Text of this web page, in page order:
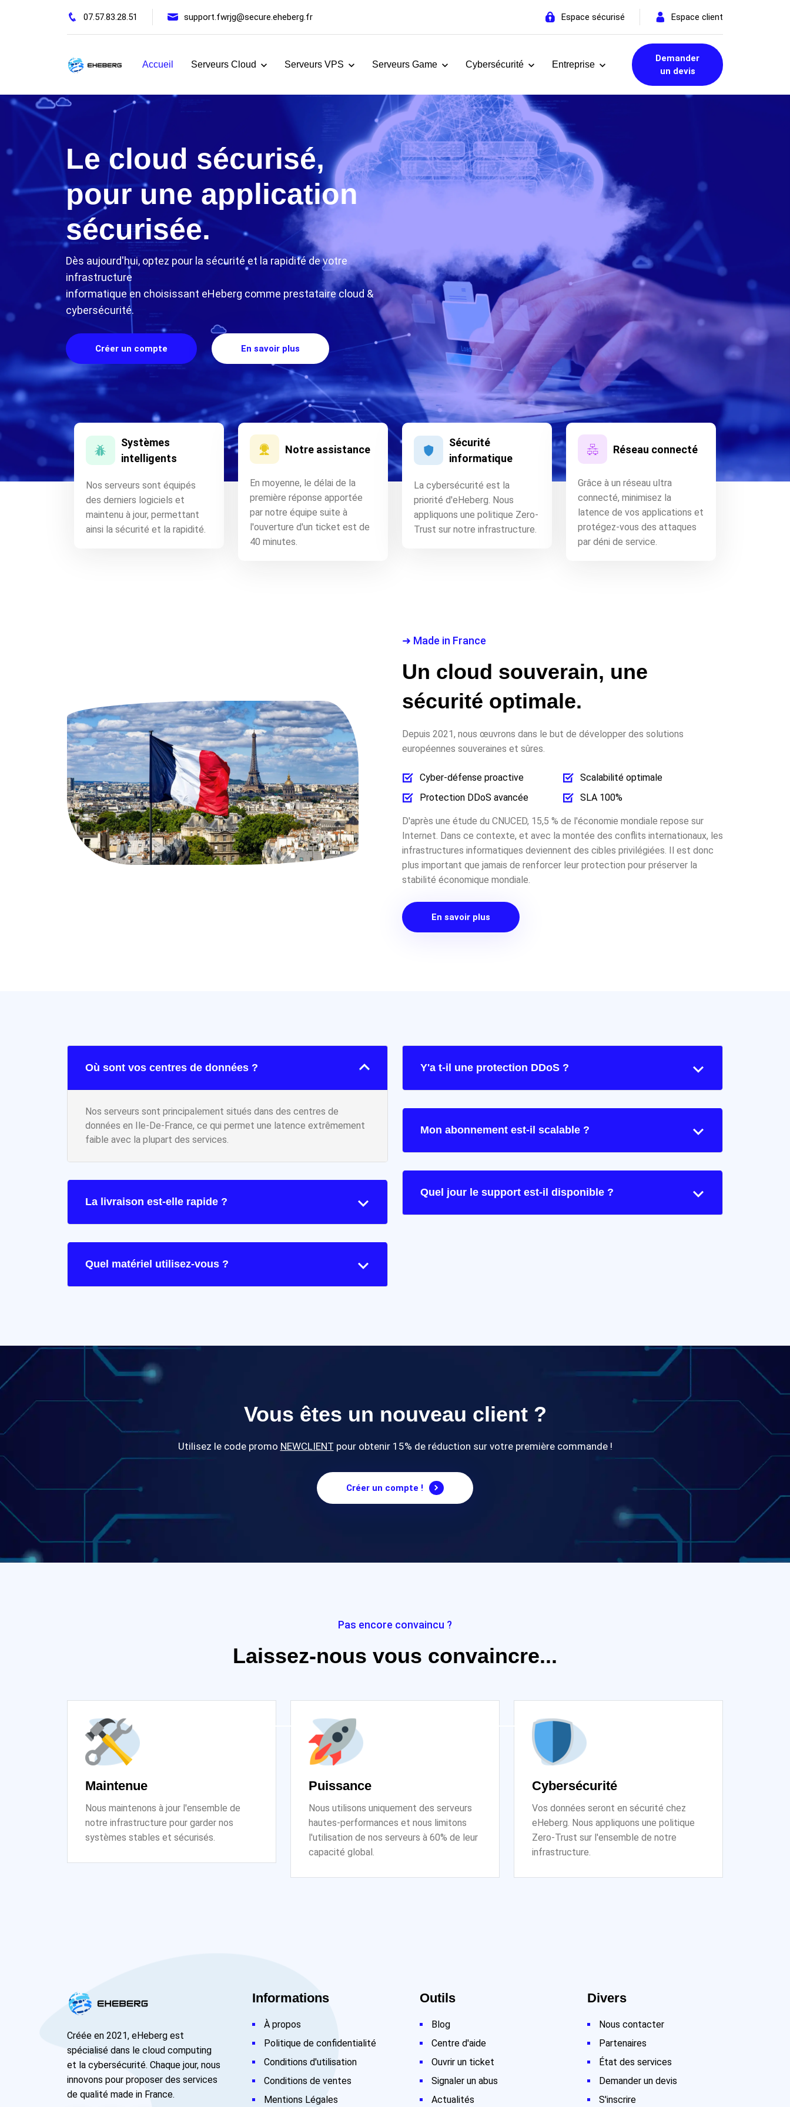
07.57.83.28.51 support.fwrjg@secure.eheberg.fr Espace sécurisé Espace client
Accueil Serveurs Cloud Serveurs VPS Serveurs Game Cybersécurité Entreprise
Demander
un devis
Le cloud sécurisé,
pour une application
sécurisée.
Dès aujourd'hui, optez pour la sécurité et la rapidité de votre
infrastructure
informatique en choisissant eHeberg comme prestataire cloud &
cybersécurité.
Créer un compte En savoir plus
Systèmes
intelligents
Nos serveurs sont équipés
des derniers logiciels et
maintenu à jour, permettant
ainsi la sécurité et la rapidité.
Notre assistance
En moyenne, le délai de la
première réponse apportée
par notre équipe suite à
l'ouverture d'un ticket est de
40 minutes.
Sécurité
informatique
La cybersécurité est la
priorité d'eHeberg. Nous
appliquons une politique Zero-
Trust sur notre infrastructure.
Réseau connecté
Grâce à un réseau ultra
connecté, minimisez la
latence de vos applications et
protégez-vous des attaques
par déni de service.
➜ Made in France
Un cloud souverain, une
sécurité optimale.
Depuis 2021, nous œuvrons dans le but de développer des solutions
européennes souveraines et sûres.
Cyber-défense proactive
Scalabilité optimale
Protection DDoS avancée
SLA 100%
D'après une étude du CNUCED, 15,5 % de l'économie mondiale repose sur
Internet. Dans ce contexte, et avec la montée des conflits internationaux, les
infrastructures informatiques deviennent des cibles privilégiées. Il est donc
plus important que jamais de renforcer leur protection pour préserver la
stabilité économique mondiale.
En savoir plus
Où sont vos centres de données ?
Nos serveurs sont principalement situés dans des centres de
données en Ile-De-France, ce qui permet une latence extrêmement
faible avec la plupart des services.
La livraison est-elle rapide ?
Quel matériel utilisez-vous ?
Y'a t-il une protection DDoS ?
Mon abonnement est-il scalable ?
Quel jour le support est-il disponible ?
Vous êtes un nouveau client ?
Utilisez le code promo NEWCLIENT pour obtenir 15% de réduction sur votre première commande !
Créer un compte !
Pas encore convaincu ?
Laissez-nous vous convaincre...
Maintenue
Nous maintenons à jour l'ensemble de
notre infrastructure pour garder nos
systèmes stables et sécurisés.
Puissance
Nous utilisons uniquement des serveurs
hautes-performances et nous limitons
l'utilisation de nos serveurs à 60% de leur
capacité global.
Cybersécurité
Vos données seront en sécurité chez
eHeberg. Nous appliquons une politique
Zero-Trust sur l'ensemble de notre
infrastructure.
Créée en 2021, eHeberg est
spécialisé dans le cloud computing
et la cybersécurité. Chaque jour, nous
innovons pour proposer des services
de qualité made in France.
Informations
À propos
Politique de confidentialité
Conditions d'utilisation
Conditions de ventes
Mentions Légales
Outils
Blog
Centre d'aide
Ouvrir un ticket
Signaler un abus
Actualités
Divers
Nous contacter
Partenaires
État des services
Demander un devis
S'inscrire